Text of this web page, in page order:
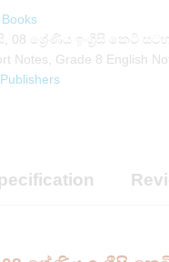
08 ශ්‍රේණිය ඉංග්‍රීසි කෙටි
Notes
Grade 8 English